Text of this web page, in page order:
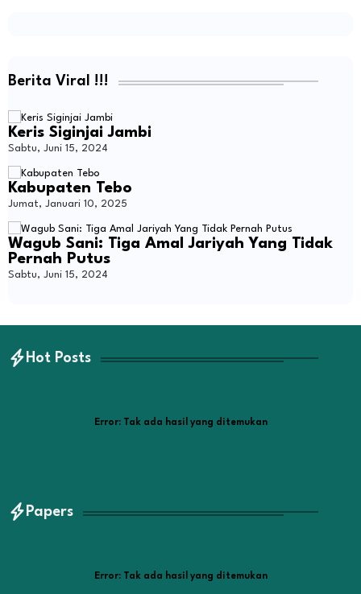
Berita Viral !!!
Keris Siginjai Jambi
Sabtu, Juni 15, 2024
Kabupaten Tebo
Jumat, Januari 10, 2025
Wagub Sani: Tiga Amal Jariyah Yang Tidak
Pernah Putus
Sabtu, Juni 15, 2024
Hot Posts
Error:Tak ada hasil yang ditemukan
Papers
Error:Tak ada hasil yang ditemukan